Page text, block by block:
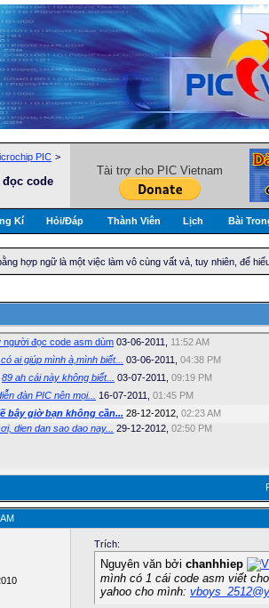
PIC >
code
Tài trợ cho PIC Vietnam
Kí Hỏi/Ðáp Thành Viên Lịch Bài
hợp ngữ là một việc làm vô cùng vất vả, tuy nhiên, để
người đọc code asm dùm 03-06-2011, 11:52 AM
ai giúp mình à,mình biết... 03-06-2011, 04:38 PM
89 ah cái này không biết... 03-07-2011, 09:19 PM
đàn PIC nên mọi... 16-07-2011, 01:45 PM
bây giờ bạn không cần... 28-12-2012, 02:23 AM
dien dan sao dao nay... 29-12-2012, 02:50 PM
Trích:
Nguyên văn bởi chanhhiep
mình có 1 cái code asm viết
yahoo cho mình: